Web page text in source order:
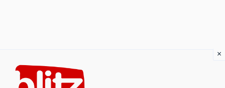
content
×